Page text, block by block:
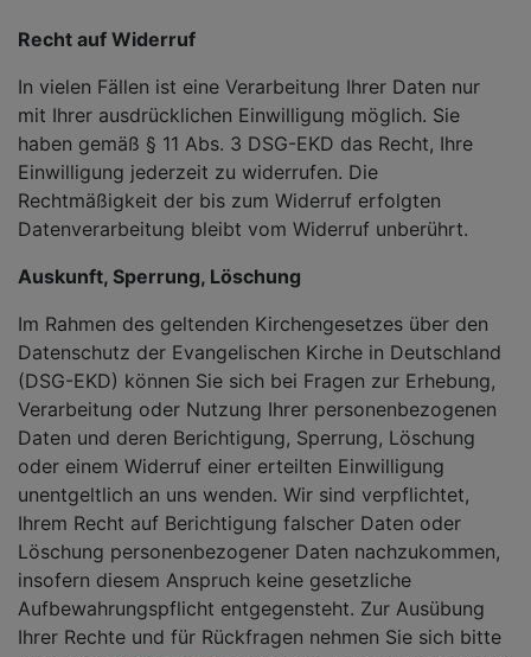
Recht auf Widerruf
In vielen Fällen ist eine Verarbeitung Ihrer Daten nur
mit Ihrer ausdrücklichen Einwilligung möglich. Sie
haben gemäß § 11 Abs. 3 DSG-EKD das Recht, Ihre
Einwilligung jederzeit zu widerrufen. Die
Rechtmäßigkeit der bis zum Widerruf erfolgten
Datenverarbeitung bleibt vom Widerruf unberührt.
Auskunft, Sperrung, Löschung
Im Rahmen des geltenden Kirchengesetzes über den
Datenschutz der Evangelischen Kirche in Deutschland
(DSG-EKD) können Sie sich bei Fragen zur Erhebung,
Verarbeitung oder Nutzung Ihrer personenbezogenen
Daten und deren Berichtigung, Sperrung, Löschung
oder einem Widerruf einer erteilten Einwilligung
unentgeltlich an uns wenden. Wir sind verpflichtet,
Ihrem Recht auf Berichtigung falscher Daten oder
Löschung personenbezogener Daten nachzukommen,
insofern diesem Anspruch keine gesetzliche
Aufbewahrungspflicht entgegensteht. Zur Ausübung
Ihrer Rechte und für Rückfragen nehmen Sie sich bitte